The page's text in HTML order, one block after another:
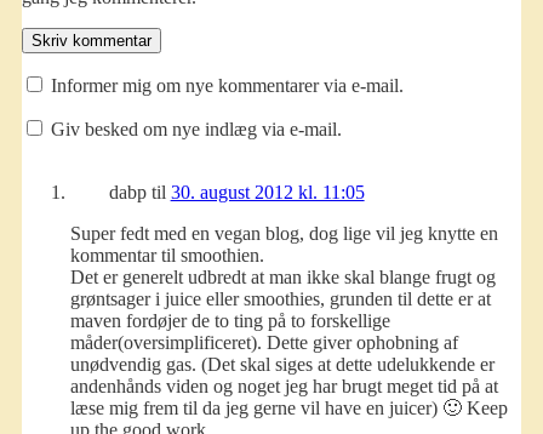
Informer mig om nye kommentarer via e-mail.
Giv besked om nye indlæg via e-mail.
dabptil 30. august 2012 kl. 11:05
Super fedt med en vegan blog, dog lige vil jeg knytte en
kommentar til smoothien.
Det er generelt udbredt at man ikke skal blange frugt og
grøntsager i juice eller smoothies, grunden til dette er at
maven fordøjer de to ting på to forskellige
måder(oversimplificeret). Dette giver ophobning af
unødvendig gas. (Det skal siges at dette udelukkende er
andenhånds viden og noget jeg har brugt meget tid på at
læse mig frem til da jeg gerne vil have en juicer) 🙂 Keep
up the good work